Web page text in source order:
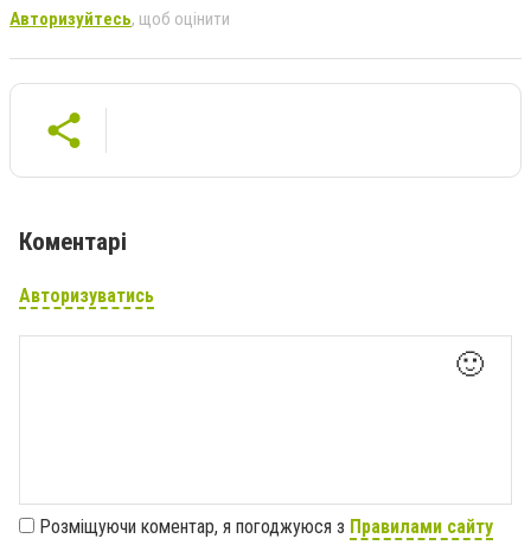
Авторизуйтесь, щоб оцінити
Коментарі
Авторизуватись
🙂
Розміщуючи коментар, я погоджуюся з Правилами сайту